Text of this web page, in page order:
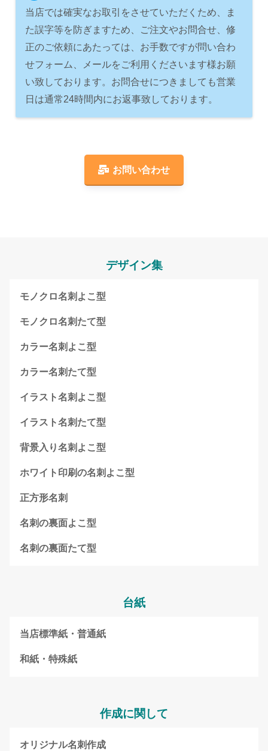
当店では確実なお取引をさせていただくため、ま
た誤字等を防ぎますため、ご注文やお問合せ、修
正のご依頼にあたっては、お手数ですが問い合わ
せフォーム、メールをご利用くださいます様お願
い致しております。お問合せにつきましても営業
日は通常24時間内にお返事致しております。
お問い合わせ
デザイン集
モノクロ名刺よこ型
モノクロ名刺たて型
カラー名刺よこ型
カラー名刺たて型
イラスト名刺よこ型
イラスト名刺たて型
背景入り名刺よこ型
ホワイト印刷の名刺よこ型
正方形名刺
名刺の裏面よこ型
名刺の裏面たて型
台紙
当店標準紙・普通紙
和紙・特殊紙
作成に関して
オリジナル名刺作成